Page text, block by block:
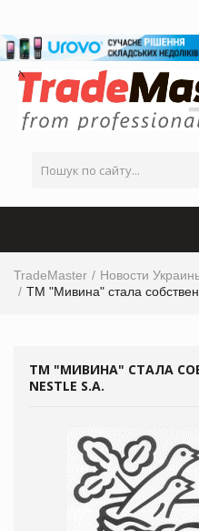
TradeMaster
Новости
ТМ "Мивина" стала
ТМ "МИВИНА" СТАЛА
NESTLЕ S.A.